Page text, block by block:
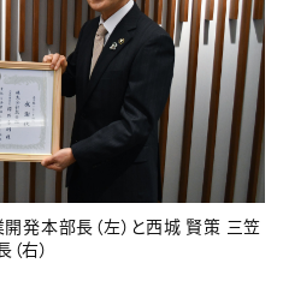
発本部長（左）と西城 賢策 三笠
右）